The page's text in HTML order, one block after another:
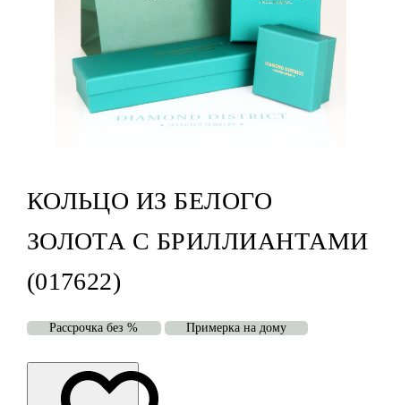
КОЛЬЦО ИЗ БЕЛОГО
ЗОЛОТА С БРИЛЛИАНТАМИ
(017622)
Рассрочка без % Примерка на дому